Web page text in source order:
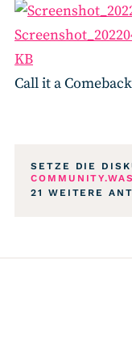
KB
Call it a
SETZE DIE
21 WEITERE